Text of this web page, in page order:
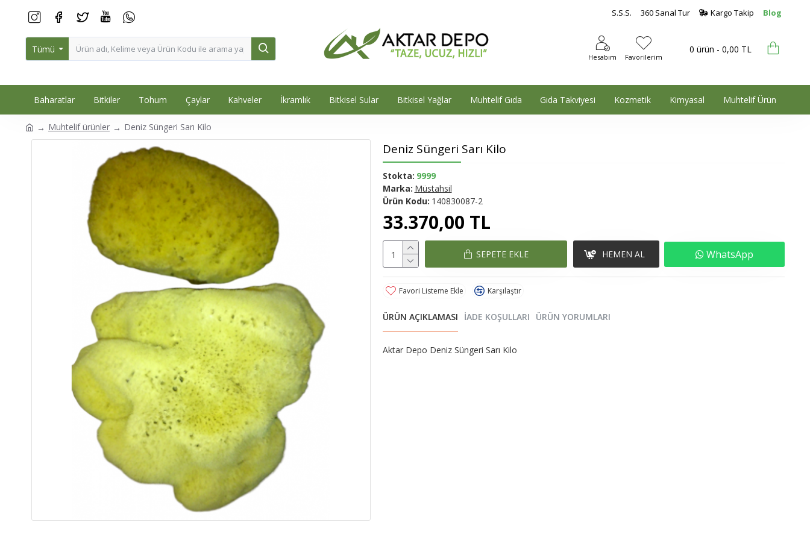
S.S.S. 360 Sanal Tur Kargo Takip Blog
Tümü
Hesabım Favorilerim
0 ürün - 0,00 TL
Baharatlar Bitkiler Tohum Çaylar Kahveler İkramlık Bitkisel Sular Bitkisel Yağlar Muhtelif Gıda Gıda Takviyesi Kozmetik Kimyasal Muhtelif Ürün
Muhtelif ürünler Deniz Süngeri Sarı Kilo
Deniz Süngeri Sarı Kilo
33.370,00 TL
Stokta: 9999
Marka: Müstahsil
Ürün Kodu: 140830087-2
SEPETE EKLE HEMEN AL WhatsApp
Favori Listeme Ekle Karşılaştır
ÜRÜN AÇIKLAMASI İADE KOŞULLARI ÜRÜN YORUMLARI
Aktar Depo Deniz Süngeri Sarı Kilo